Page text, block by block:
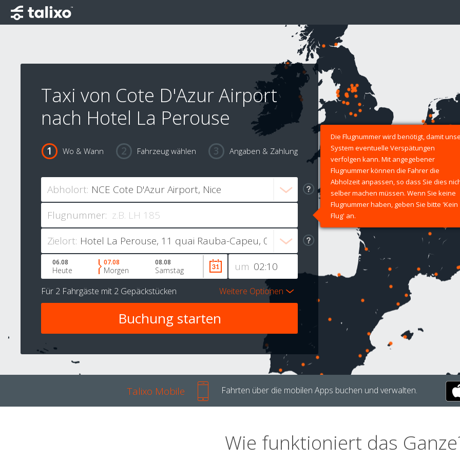
Taxi von Cote D'Azur Airport
nach Hotel La Perouse
Wo & Wann Fahrzeug wählen Angaben & Zahlung
Abholort:
Flugnummer:
Die Flugnummer wird benötigt, damit
System eventuelle Verspätungen
verfolgen kann. Mit angegebener
Flugnummer können die Fahrer die
Abholzeit anpassen, so dass Sie dies
selber machen müssen. Wenn Sie keine
Flugnummer haben, geben Sie bitte 'Kein
Flug' an.
Zielort:
um
06.08
Heute
07.08
Morgen
08.08
Samstag
Für 2 Fahrgäste mit 2 Gepäckstücken Weitere Optionen
Talixo Mobile Fahrten über die mobilen Apps buchen und verwalten.
Wie funktioniert das